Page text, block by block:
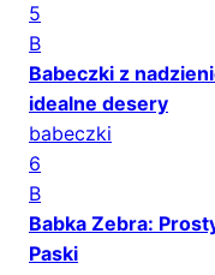
5
B
Babeczki z
idealne desery
babeczki
6
B
Babka Zebra:
Paski